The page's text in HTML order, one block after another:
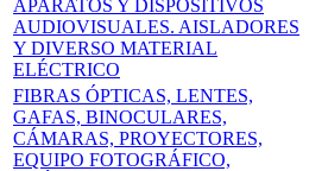
APARATOS Y DISPOSITIVOS
AUDIOVISUALES. AISLADORES
Y DIVERSO MATERIAL
ELÉCTRICO
FIBRAS ÓPTICAS, LENTES,
GAFAS, BINOCULARES,
CÁMARAS, PROYECTORES,
EQUIPO FOTOGRÁFICO,